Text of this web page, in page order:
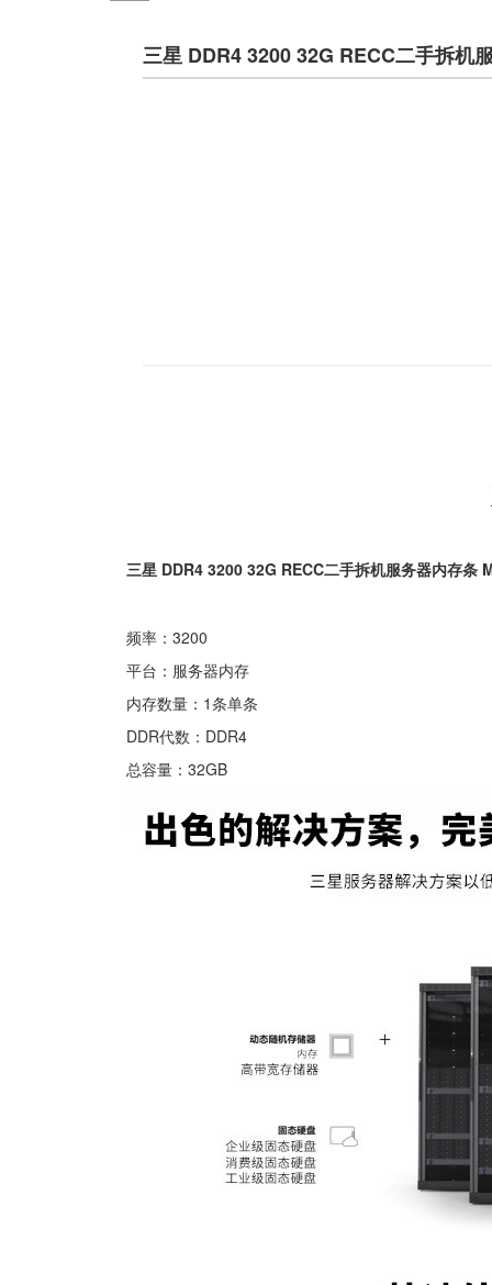
三星 DDR4 3200 32G RECC二手拆机
三星 DDR4 3200 32G RECC二手拆机服务器内存条
频率：3200
平台：服务器内存
内存数量：1条单条
DDR代数：DDR4
总容量：32GB